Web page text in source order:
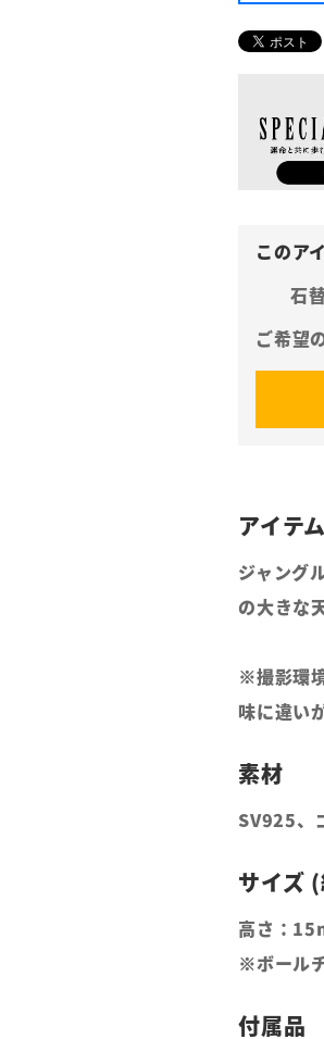
石
ジャング
の大きな
※撮影環
味に違い
SV925、
高さ：
※ボール